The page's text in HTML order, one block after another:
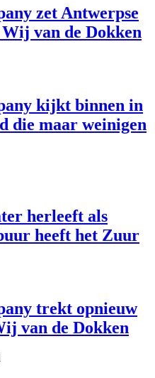
zet Antwerpse
van de Dokken
kijkt binnen in
die maar weinigen
herleeft als
heeft het Zuur
trekt opnieuw
van de Dokken